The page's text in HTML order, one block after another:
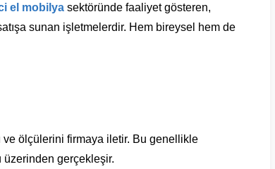
el mobilya sektöründe faaliyet gösteren,
sunan işletmelerdir. Hem bireysel hem de
ve ölçülerini firmaya iletir. Bu genellikle
gerçekleşir.